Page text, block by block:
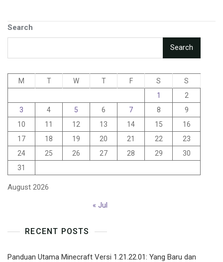
Search
Search
August 2026
M T W T F S
S
1
2
3
4 5 6 7 8
9
10
11 12 13 14 15
16
17
18 19 20 21 22
23
24
25 26 27 28 29
30
31
« Jul
RECENT POSTS
Panduan Utama Minecraft Versi 1.21.22.01: Yang Baru dan